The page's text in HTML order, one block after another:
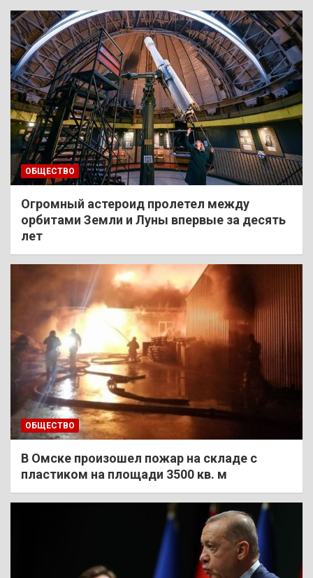
ОБЩЕСТВО
Огромный астероид пролетел между
орбитами Земли и Луны впервые за десять
лет
ОБЩЕСТВО
В Омске произошел пожар на складе с
пластиком на площади 3500 кв. м